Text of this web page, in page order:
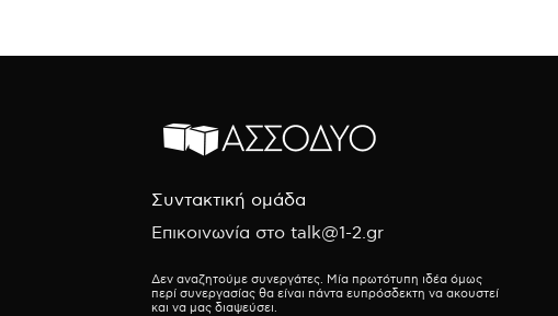
Συντακτική ομάδα
Επικοινωνία στο talk@1-2.gr
Δεν αναζητούμε συνεργάτες. Μία πρωτότυπη ιδέα όμως
περί συνεργασίας θα είναι πάντα ευπρόσδεκτη να ακουστεί
και να μας διαψεύσει.